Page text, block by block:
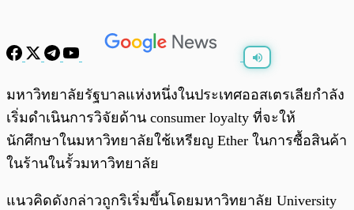
พร้อมเล่น /0:00
มหาวิทยาลัยรัฐบาลแห่งหนึ่งในประเทศออสเตรเลียกำลัง
เริ่มดำเนินการวิจัยด้าน consumer loyalty ที่จะให้
นักศึกษาในมหาวิทยาลัยใช้เหรียญ Ether ในการซื้อสินค้า
ในร้านในรั้วมหาวิทยาลัย
แนวคิดดังกล่าวถูกริเริ่มขึ้นโดยมหาวิทยาลัย University